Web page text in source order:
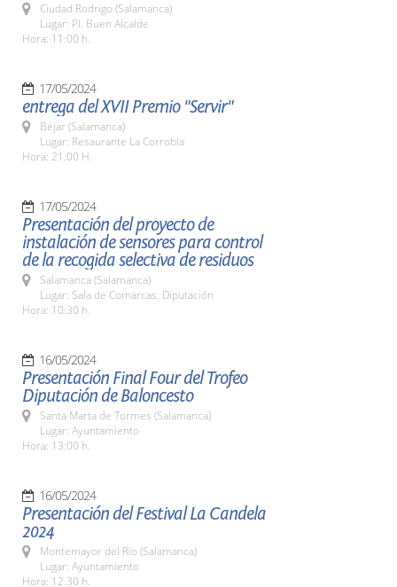
Ciudad Rodrigo (Salamanca)
Lugar: Pl. Buen Alcalde
Hora: 11:00 h.
17/05/2024
entrega del XVII Premio "Servir"
Béjar (Salamanca)
Lugar: Resaurante La Corrobla
Hora: 21:00 H.
17/05/2024
Presentación del proyecto de
instalación de sensores para control
de la recogida selectiva de residuos
Salamanca (Salamanca)
Lugar: Sala de Comarcas. Diputación
Hora: 10:30 h.
16/05/2024
Presentación Final Four del Trofeo
Diputación de Baloncesto
Santa Marta de Tormes (Salamanca)
Lugar: Ayuntamiento
Hora: 13:00 h.
16/05/2024
Presentación del Festival La Candela
2024
Montemayor del Río (Salamanca)
Lugar: Ayuntamiento
Hora: 12.30 h.